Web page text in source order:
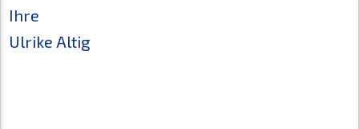
Ihre
Ulrike Altig